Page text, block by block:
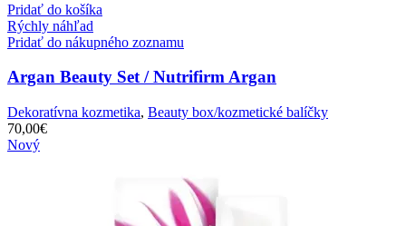
Pridať do košíka
Rýchly náhľad
Pridať do nákupného zoznamu
Argan Beauty Set / Nutrifirm Argan
Dekoratívna kozmetika, Beauty box/kozmetické balíčky
70,00€
Nový